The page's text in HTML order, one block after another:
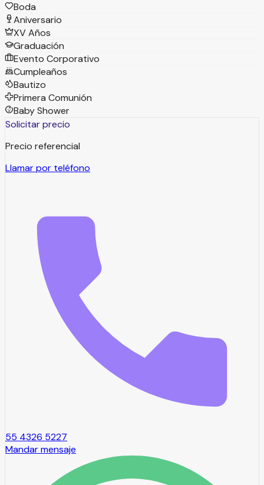
Boda
Aniversario
XV Años
Graduación
Evento Corporativo
Cumpleaños
Bautizo
Primera Comunión
Baby Shower
Solicitar precio
Precio referencial
Llamar por teléfono
55 4326 5227
Mandar mensaje